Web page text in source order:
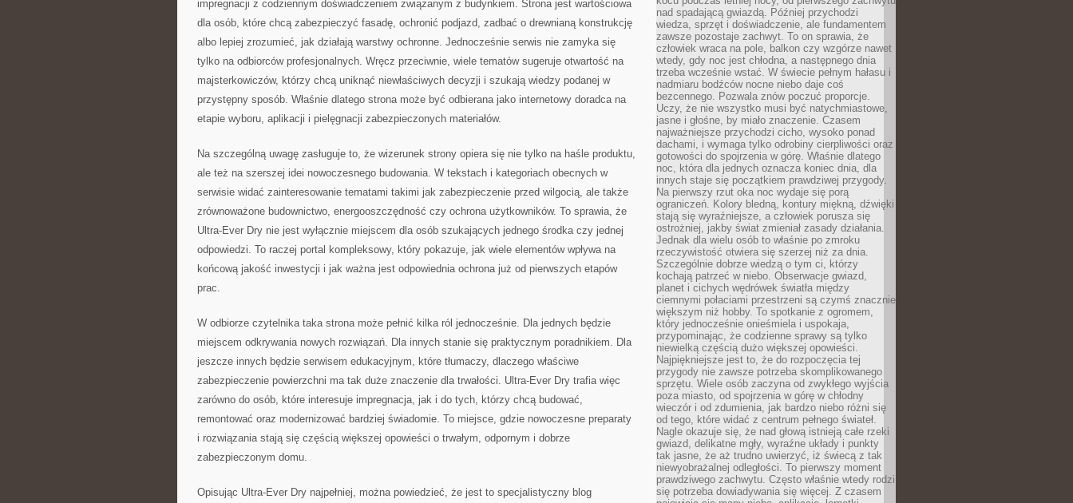
impregnacji z codziennym doświadczeniem związanym z budynkiem. Strona jest wartościowa
dla osób, które chcą zabezpieczyć fasadę, ochronić podjazd, zadbać o drewnianą konstrukcję
albo lepiej zrozumieć, jak działają warstwy ochronne. Jednocześnie serwis nie zamyka się
tylko na odbiorców profesjonalnych. Wręcz przeciwnie, wiele tematów sugeruje otwartość na
majsterkowiczów, którzy chcą uniknąć niewłaściwych decyzji i szukają wiedzy podanej w
przystępny sposób. Właśnie dlatego strona może być odbierana jako internetowy doradca na
etapie wyboru, aplikacji i pielęgnacji zabezpieczonych materiałów.
Na szczególną uwagę zasługuje to, że wizerunek strony opiera się nie tylko na haśle produktu,
ale też na szerszej idei nowoczesnego budowania. W tekstach i kategoriach obecnych w
serwisie widać zainteresowanie tematami takimi jak zabezpieczenie przed wilgocią, ale także
zrównoważone budownictwo, energooszczędność czy ochrona użytkowników. To sprawia, że
Ultra-Ever Dry nie jest wyłącznie miejscem dla osób szukających jednego środka czy jednej
odpowiedzi. To raczej portal kompleksowy, który pokazuje, jak wiele elementów wpływa na
końcową jakość inwestycji i jak ważna jest odpowiednia ochrona już od pierwszych etapów
prac.
W odbiorze czytelnika taka strona może pełnić kilka ról jednocześnie. Dla jednych będzie
miejscem odkrywania nowych rozwiązań. Dla innych stanie się praktycznym poradnikiem. Dla
jeszcze innych będzie serwisem edukacyjnym, które tłumaczy, dlaczego właściwe
zabezpieczenie powierzchni ma tak duże znaczenie dla trwałości. Ultra-Ever Dry trafia więc
zarówno do osób, które interesuje impregnacja, jak i do tych, którzy chcą budować,
remontować oraz modernizować bardziej świadomie. To miejsce, gdzie nowoczesne preparaty
i rozwiązania stają się częścią większej opowieści o trwałym, odpornym i dobrze
zabezpieczonym domu.
Opisując Ultra-Ever Dry najpełniej, można powiedzieć, że jest to specjalistyczny blog
nad spadającą gwiazdą. Później przychodzi
wiedza, sprzęt i doświadczenie, ale fundamentem
zawsze pozostaje zachwyt. To on sprawia, że
człowiek wraca na pole, balkon czy wzgórze nawet
wtedy, gdy noc jest chłodna, a następnego dnia
trzeba wcześnie wstać. W świecie pełnym hałasu i
nadmiaru bodźców nocne niebo daje coś
bezcennego. Pozwala znów poczuć proporcje.
Uczy, że nie wszystko musi być natychmiastowe,
jasne i głośne, by miało znaczenie. Czasem
najważniejsze przychodzi cicho, wysoko ponad
dachami, i wymaga tylko odrobiny cierpliwości oraz
gotowości do spojrzenia w górę. Właśnie dlatego
noc, która dla jednych oznacza koniec dnia, dla
innych staje się początkiem prawdziwej przygody.
Na pierwszy rzut oka noc wydaje się porą
ograniczeń. Kolory bledną, kontury miękną, dźwięki
stają się wyraźniejsze, a człowiek porusza się
ostrożniej, jakby świat zmieniał zasady działania.
Jednak dla wielu osób to właśnie po zmroku
rzeczywistość otwiera się szerzej niż za dnia.
Szczególnie dobrze wiedzą o tym ci, którzy
kochają patrzeć w niebo. Obserwacje gwiazd,
planet i cichych wędrówek światła między
ciemnymi połaciami przestrzeni są czymś znacznie
większym niż hobby. To spotkanie z ogromem,
który jednocześnie onieśmiela i uspokaja,
przypominając, że codzienne sprawy są tylko
niewielką częścią dużo większej opowieści.
Najpiękniejsze jest to, że do rozpoczęcia tej
przygody nie zawsze potrzeba skomplikowanego
sprzętu. Wiele osób zaczyna od zwykłego wyjścia
poza miasto, od spojrzenia w górę w chłodny
wieczór i od zdumienia, jak bardzo niebo różni się
od tego, które widać z centrum pełnego świateł.
Nagle okazuje się, że nad głową istnieją całe rzeki
gwiazd, delikatne mgły, wyraźne układy i punkty
tak jasne, że aż trudno uwierzyć, iż świecą z tak
niewyobrażalnej odległości. To pierwszy moment
prawdziwego zachwytu. Często właśnie wtedy rodzi
się potrzeba dowiadywania się więcej. Z czasem